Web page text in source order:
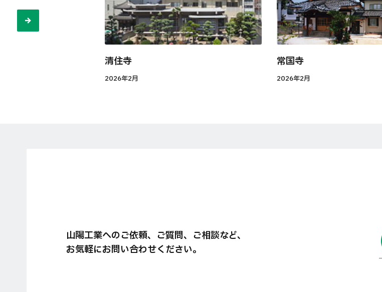
清住寺
2026年2月
常国寺
2026年2月
山陽工業へのご依頼、ご質問、ご相談など、
お気軽にお問い合わせください。